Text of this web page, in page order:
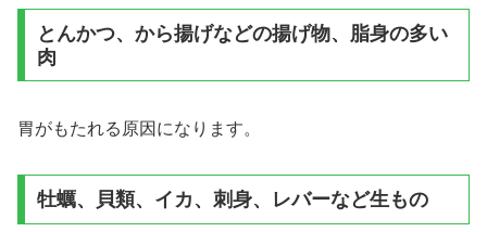
とんかつ、から揚げなどの揚げ物、脂身の多い
肉
胃がもたれる原因になります。
牡蠣、貝類、イカ、刺身、レバーなど生もの